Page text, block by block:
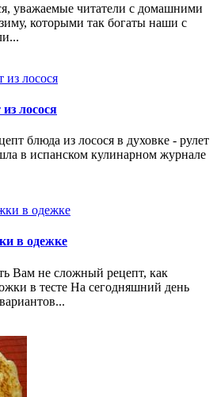
уважаемые читатели с домашними
которыми так богаты наши с
лосося
блюда из лосося в духовке - рулет
в испанском кулинарном журнале
в одежке
Вам не сложный рецепт, как
в тесте На сегодняшний день